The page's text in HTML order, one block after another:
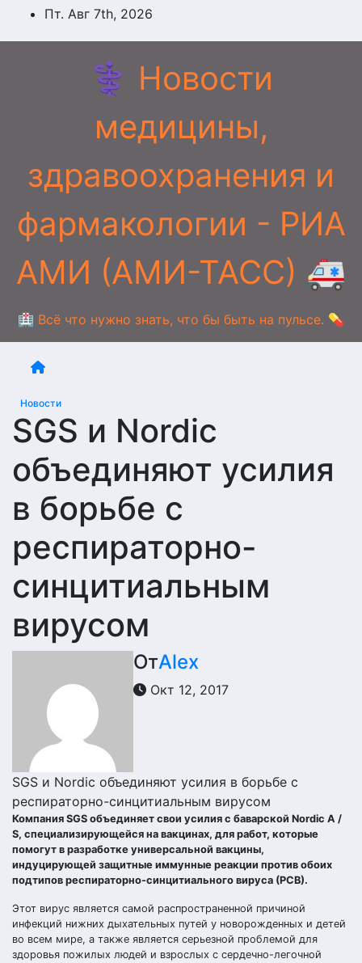
ПерейтиПт. Авг 7th, 2026
⚕️ Новости
медицины,
здравоохранения и
фармакологии - РИА
АМИ (АМИ-ТАСС) 🚑
🏥 Всё что нужно знать, что бы быть на пульсе. 💊
Новости
SGS и Nordic
объединяют усилия
в борьбе с
респираторно-
синцитиальным
вирусом
ОтAlex
Окт 12, 2017
SGS и Nordic объединяют усилия в борьбе с
респираторно-синцитиальным вирусом
Компания SGS объединяет свои усилия с баварской Nordic A /
S, специализирующейся на вакцинах, для работ, которые
помогут в разработке универсальной вакцины,
индуцирующей защитные иммунные реакции против обоих
подтипов респираторно-синцитиального вируса (РСВ).
Этот вирус является самой распространенной причиной
инфекций нижних дыхательных путей у новорожденных и детей
во всем мире, а также является серьезной проблемой для
здоровья пожилых людей и взрослых с сердечно-легочной